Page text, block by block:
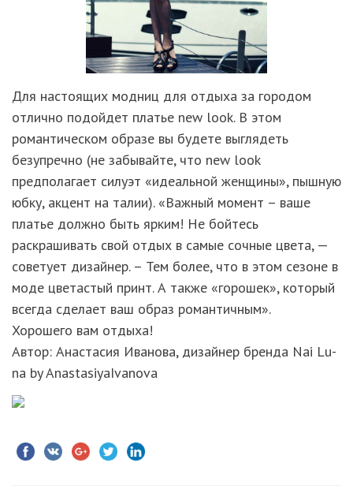
Для настоящих модниц для отдыха за городом
отлично подойдет платье new look. В этом
романтическом образе вы будете выглядеть
безупречно (не забывайте, что new look
предполагает силуэт «идеальной женщины», пышную
юбку, акцент на талии). «Важный момент – ваше
платье должно быть ярким! Не бойтесь
раскрашивать свой отдых в самые сочные цвета, —
советует дизайнер. – Тем более, что в этом сезоне в
моде цветастый принт. А также «горошек», который
всегда сделает ваш образ романтичным».
Хорошего вам отдыха!
Автор: Анастасия Иванова, дизайнер бренда Nai Lu-
na by AnastasiyaIvanova